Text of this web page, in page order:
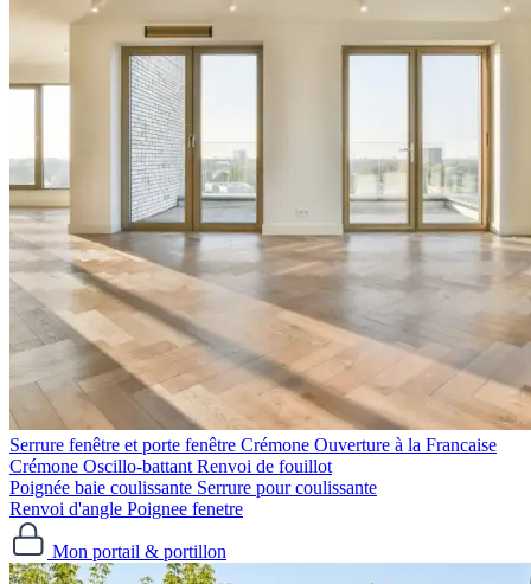
Serrure fenêtre et porte fenêtre
Crémone Ouverture à la Francaise
Crémone Oscillo-battant Renvoi de fouillot
Poignée baie coulissante Serrure pour coulissante
Renvoi d'angle Poignee fenetre
Mon portail & portillon